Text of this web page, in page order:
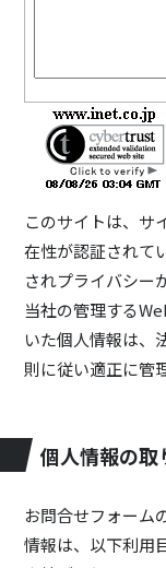
このサイトは、サ
在性が認証されて
されプライバシー
当社の管理する
いた個人情報は、
則に従い適正に管
個人情報の取
お問合せフォーム
情報は、以下利用